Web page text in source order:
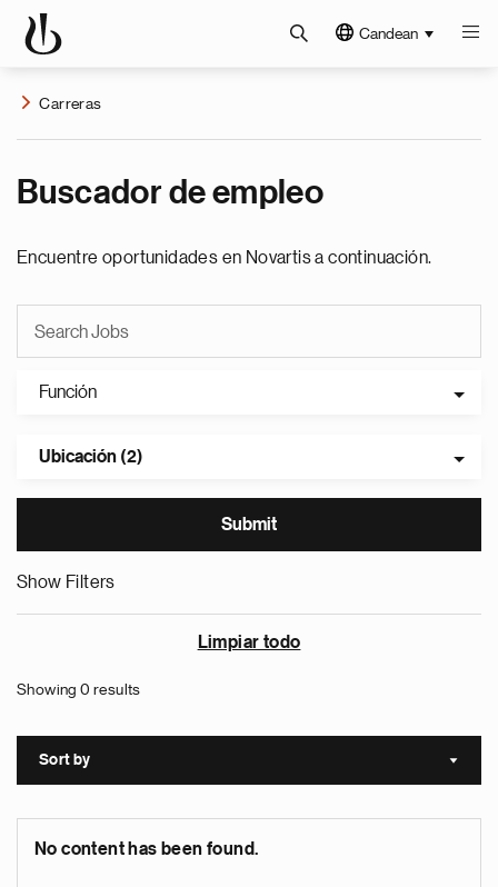
Candean
Carreras
Buscador de empleo
Encuentre oportunidades en Novartis a continuación.
Función
Ubicación (2)
Show Filters
Limpiar todo
Showing 0 results
Sort by Sort
No content has been found.